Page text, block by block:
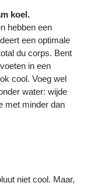
koel.
hebben een
een optimale
du corps. Bent
in een
cool. Voeg wel
water: wijde
met minder dan
niet cool. Maar,